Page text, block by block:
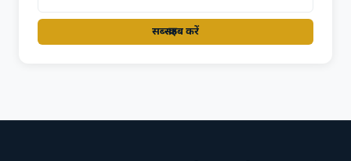
सब्स्क्राइब करें